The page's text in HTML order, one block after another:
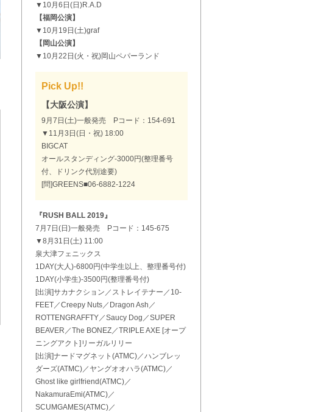
▼10月6日(日)R.A.D
【福岡公演】
▼10月19日(土)graf
【岡山公演】
▼10月22日(火・祝)岡山ペパーランド
Pick Up!!
【大阪公演】
9月7日(土)一般発売 Pコード：154-691
▼11月3日(日・祝) 18:00
BIGCAT
オールスタンディング-3000円(整理番号
付、ドリンク代別途要)
[問]GREENS■06-6882-1224
『RUSH BALL 2019』
7月7日(日)一般発売 Pコード：145-675
▼8月31日(土) 11:00
泉大津フェニックス
1DAY(大人)-6800円(中学生以上、整理番号付)
1DAY(小学生)-3500円(整理番号付)
[出演]サカナクション／ストレイテナー／10-
FEET／Creepy Nuts／Dragon Ash／
ROTTENGRAFFTY／Saucy Dog／SUPER
BEAVER／The BONEZ／TRIPLE AXE [オープ
ニングアクト]リーガルリリー
[出演]ナードマグネット(ATMC)／ハンブレッ
ダーズ(ATMC)／ヤングオオハラ(ATMC)／
Ghost like girlfriend(ATMC)／
NakamuraEmi(ATMC)／
SCUMGAMES(ATMC)／